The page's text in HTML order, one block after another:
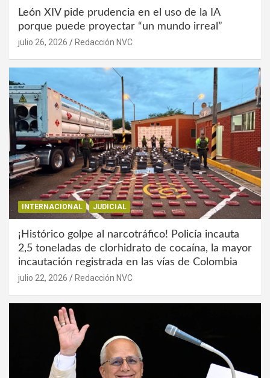
León XIV pide prudencia en el uso de la IA
porque puede proyectar “un mundo irreal”
julio 26, 2026 Redacción NVC
INTERNACIONAL JUDICIAL
¡Histórico golpe al narcotráfico! Policía incauta
2,5 toneladas de clorhidrato de cocaína, la mayor
incautación registrada en las vías de Colombia
julio 22, 2026 Redacción NVC